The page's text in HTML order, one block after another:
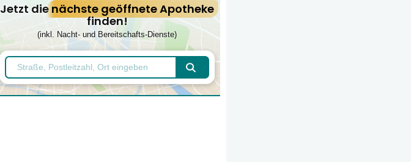
Jetzt die nächste geöffnete Apotheke
finden!
(inkl. Nacht- und Bereitschafts-Dienste)
Apotheken finden